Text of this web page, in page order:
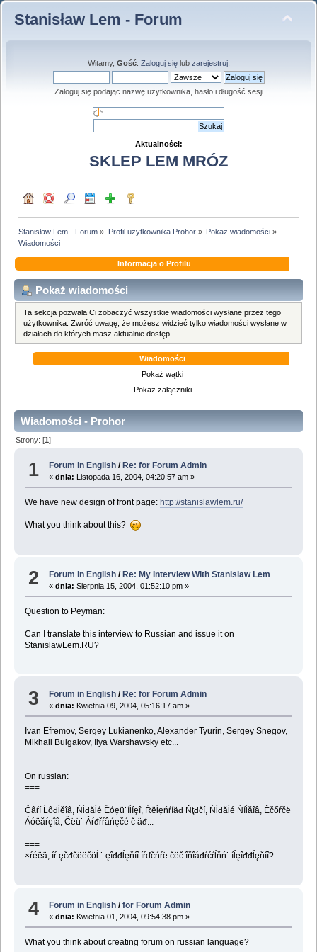
Stanisław Lem - Forum
Witamy, Gość. Zaloguj sięlub zarejestruj.
Zaloguj się podając nazwę użytkownika, hasło i długość sesji
Aktualności:
SKLEP LEM MRÓZ
Stanisław Lem - Forum » Profil użytkownika Prohor» Pokaż wiadomości»
Wiadomości
Informacja o Profilu
Pokaż wiadomości
Ta sekcja pozwala Ci zobaczyć wszystkie wiadomości wysłane przez tego
użytkownika. Zwróć uwagę, że możesz widzieć tylko wiadomości wysłane w
działach do których masz aktualnie dostęp.
Wiadomości
Pokaż wątki
Pokaż załączniki
Wiadomości - Prohor
Strony: [1]
1 Forum in English / Re: for Forum Admin
«dnia: Listopada 16, 2004, 04:20:57 am »
We have new design of front page: http://stanislawlem.ru/
What you think about this?
2 Forum in English /Re: My Interview With Stanislaw Lem
«dnia: Sierpnia 15, 2004, 01:52:10 pm »
Question to Peyman:
Can I translate this interview to Russian and issue it on
StanislawLem.RU?
3 Forum in English / Re: for Forum Admin
«dnia: Kwietnia 09, 2004, 05:16:17 am »
Ivan Efremov, Sergey Lukianenko, Alexander Tyurin, Sergey Snegov,
Mikhail Bulgakov, Ilya Warshawsky etc...
===
On russian:
===
Čâŕí Ĺôđĺěîâ, Ńĺđăĺé Ëóęü˙íĺíęî, Ŕëĺęńŕíäđ Ňţđčí, Ńĺđăĺé Ńíĺăîâ, Ěčőŕčë
Áóëăŕęîâ, Čëü˙ Âŕđřŕâńęčé č äđ...
===
×ŕéëä, íŕ ęčđčëëčöĺ ˙ ęîđđĺęňíî íŕďčńŕë čëč îňîáđŕćŕĺňń˙ íĺęîđđĺęňíî?
4 Forum in English /for Forum Admin
«dnia: Kwietnia 01, 2004, 09:54:38 pm »
What you think about creating forum on russian language?